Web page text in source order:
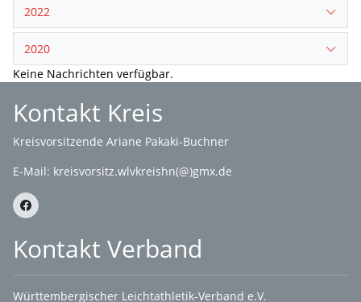
2022
2020
Keine Nachrichten verfügbar.
Kontakt Kreis
Kreisvorsitzende Ariane Pakaki-Buchner
E-Mail: kreisvorsitz.wlvkreishn(@)gmx.de
Kontakt Verband
Württembergischer Leichtathletik-Verband e.V.